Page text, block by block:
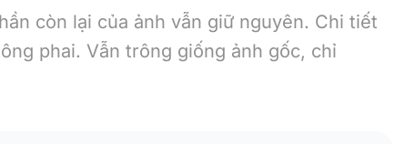
còn lại của ảnh vẫn giữ nguyên. Chi tiết
phai. Vẫn trông giống ảnh gốc, chỉ